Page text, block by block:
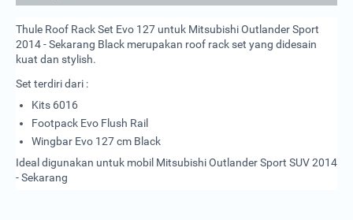
Thule Roof Rack Set Evo 127 untuk Mitsubishi Outlander Sport
2014 - Sekarang Black merupakan roof rack set yang didesain
kuat dan stylish.
Set terdiri dari :
Kits 6016
Footpack Evo Flush Rail
Wingbar Evo 127 cm Black
Ideal digunakan untuk mobil Mitsubishi Outlander Sport SUV 2014
- Sekarang